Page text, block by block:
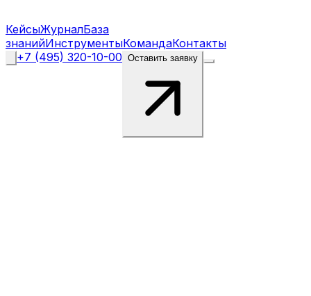
КейсыЖурналБаза
знанийИнструментыКомандаКонтакты
+7 (495) 320-10-00 Оставить заявку